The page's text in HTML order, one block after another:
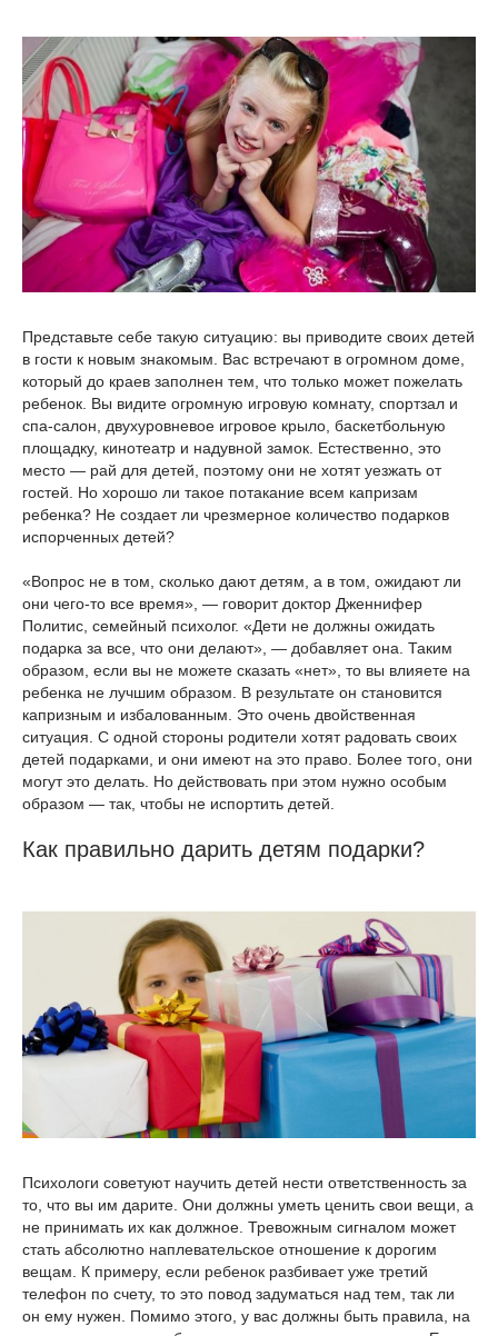
Представьте себе такую ситуацию: вы приводите своих детей
в гости к новым знакомым. Вас встречают в огромном доме,
который до краев заполнен тем, что только может пожелать
ребенок. Вы видите огромную игровую комнату, спортзал и
спа-салон, двухуровневое игровое крыло, баскетбольную
площадку, кинотеатр и надувной замок. Естественно, это
место — рай для детей, поэтому они не хотят уезжать от
гостей. Но хорошо ли такое потакание всем капризам
ребенка? Не создает ли чрезмерное количество подарков
испорченных детей?
«Вопрос не в том, сколько дают детям, а в том, ожидают ли
они чего-то все время», — говорит доктор Дженнифер
Политис, семейный психолог. «Дети не должны ожидать
подарка за все, что они делают», — добавляет она. Таким
образом, если вы не можете сказать «нет», то вы влияете на
ребенка не лучшим образом. В результате он становится
капризным и избалованным. Это очень двойственная
ситуация. С одной стороны родители хотят радовать своих
детей подарками, и они имеют на это право. Более того, они
могут это делать. Но действовать при этом нужно особым
образом — так, чтобы не испортить детей.
Как правильно дарить детям подарки?
Психологи советуют научить детей нести ответственность за
то, что вы им дарите. Они должны уметь ценить свои вещи, а
не принимать их как должное. Тревожным сигналом может
стать абсолютно наплевательское отношение к дорогим
вещам. К примеру, если ребенок разбивает уже третий
телефон по счету, то это повод задуматься над тем, так ли
он ему нужен. Помимо этого, у вас должны быть правила, на